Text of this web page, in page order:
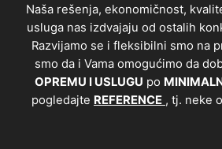
Naša rešenja, ekonomičnost,
usluga nas izdvajaju od ostalih
Razvijamo se i fleksibilni smo na
smo da i Vama omogućimo da
OPREMU I USLUGU po
pogledajte REFERENCE , tj. neke